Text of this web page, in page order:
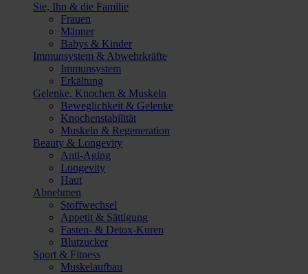
Sie, Ihn & die Familie
Frauen
Männer
Babys & Kinder
Immunsystem & Abwehrkräfte
Immunsystem
Erkältung
Gelenke, Knochen & Muskeln
Beweglichkeit & Gelenke
Knochenstabilität
Muskeln & Regeneration
Beauty & Longevity
Anti-Aging
Longevity
Haut
Abnehmen
Stoffwechsel
Appetit & Sättigung
Fasten- & Detox-Kuren
Blutzucker
Sport & Fitness
Muskelaufbau